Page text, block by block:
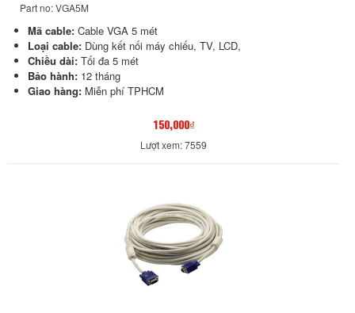
Part no: VGA5M
Mã cable: Cable VGA 5 mét
Loại cable: Dùng kết nối máy chiếu, TV, LCD,
Chiều dài: Tối đa 5 mét
Bảo hành: 12 tháng
Giao hàng: Miễn phí TPHCM
150,000₫
Lượt xem: 7559